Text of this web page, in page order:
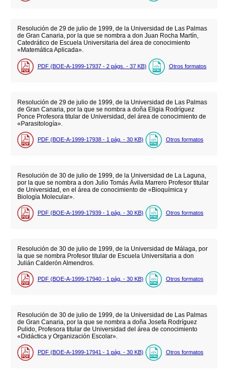
Resolución de 29 de julio de 1999, de la Universidad de Las Palmas
de Gran Canaria, por la que se nombra a don Juan Rocha Martín,
Catedrático de Escuela Universitaria del área de conocimiento
«Matemática Aplicada».
PDF (BOE-A-1999-17937 - 2 págs. - 37 KB) Otros formatos
Resolución de 29 de julio de 1999, de la Universidad de Las Palmas
de Gran Canaria, por la que se nombra a doña Eligia Rodríguez
Ponce Profesora titular de Universidad, del área de conocimiento de
«Parasitología».
PDF (BOE-A-1999-17938 - 1 pág. - 30 KB) Otros formatos
Resolución de 30 de julio de 1999, de la Universidad de La Laguna,
por la que se nombra a don Julio Tomás Ávila Marrero Profesor titular
de Universidad, en el área de conocimiento de «Bioquímica y
Biología Molecular».
PDF (BOE-A-1999-17939 - 1 pág. - 30 KB) Otros formatos
Resolución de 30 de julio de 1999, de la Universidad de Málaga, por
la que se nombra Profesor titular de Escuela Universitaria a don
Julián Calderón Almendros.
PDF (BOE-A-1999-17940 - 1 pág. - 30 KB) Otros formatos
Resolución de 30 de julio de 1999, de la Universidad de Las Palmas
de Gran Canaria, por la que se nombra a doña Josefa Rodríguez
Pulido, Profesora titular de Universidad del área de conocimiento
«Didáctica y Organización Escolar».
PDF (BOE-A-1999-17941 - 1 pág. - 30 KB) Otros formatos